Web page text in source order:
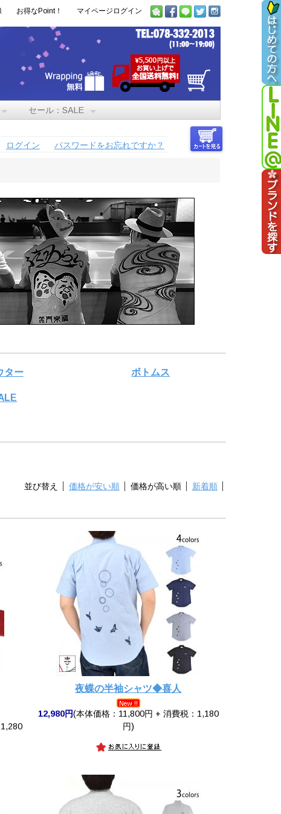
お得なPoint！ マイページログイン
セール：SALE
ログイン パスワードをお忘れですか？
ター ボトムス
並び替え 価格が安い順 価格が高い順 新着順
夜蝶の半袖シャツ◆喜人
12,980円(本体価格：11,800円 + 消費税：1,180
円)